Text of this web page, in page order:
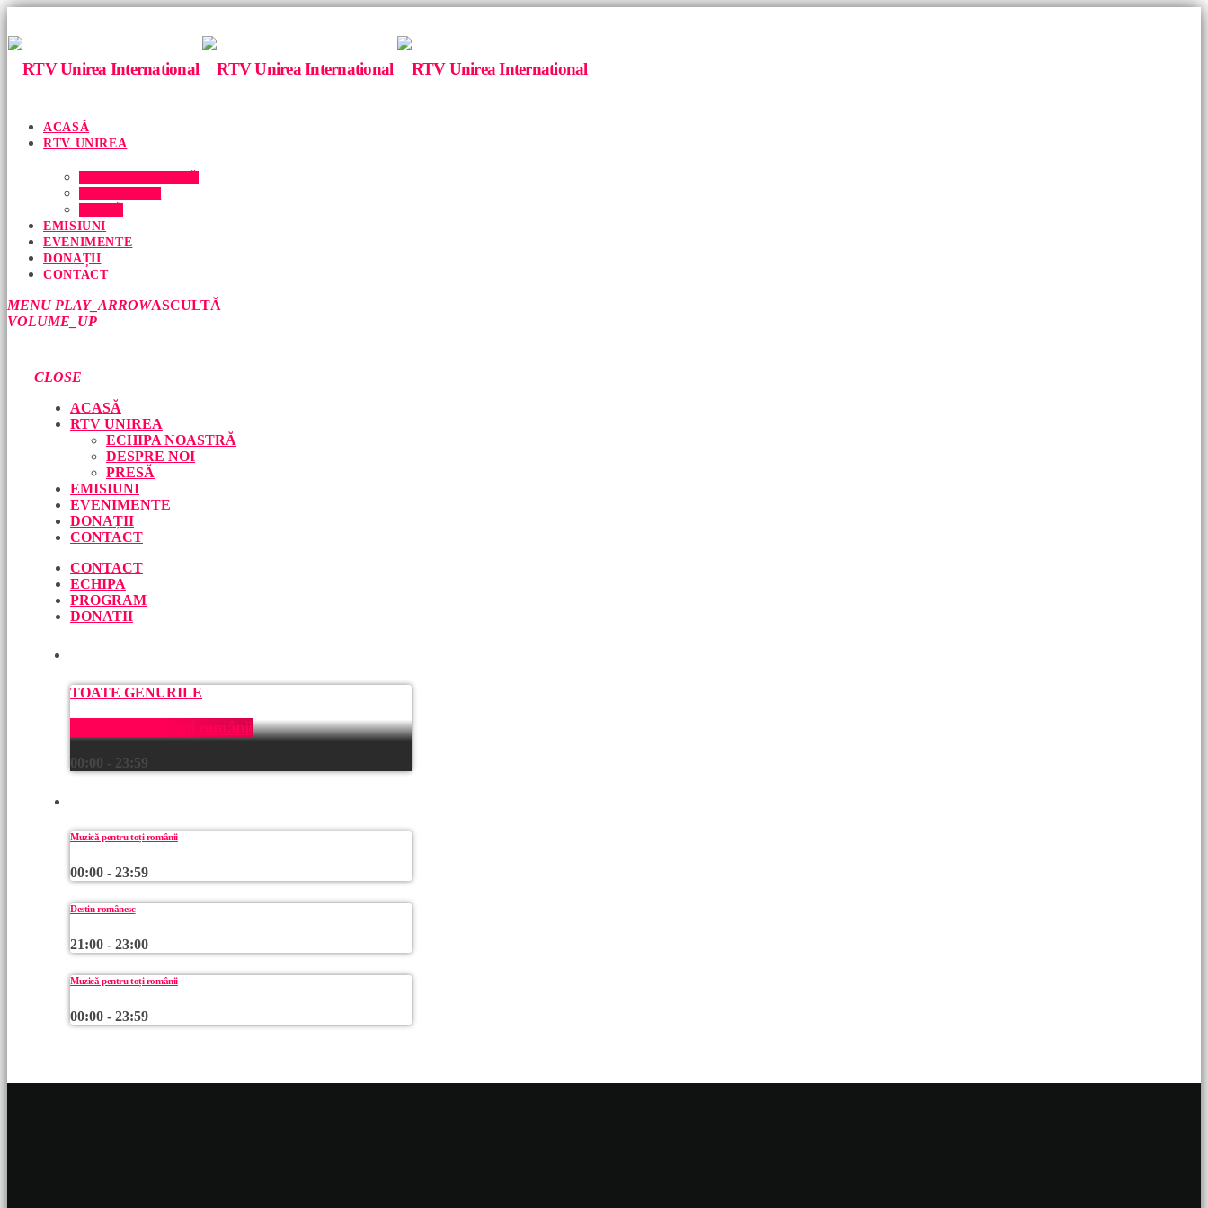
ACASĂ
RTV UNIREA
EMISIUNI
EVENIMENTE
DONAȚII
CONTACT
MENU PLAY_ARROWASCULTĂ
VOLUME_UP
CLOSE
ACASĂ
RTV UNIREA
ECHIPA NOASTRĂ
DESPRE NOI
PRESĂ
EMISIUNI
EVENIMENTE
DONAȚII
CONTACT
CONTACT
ECHIPA
PROGRAM
DONATII
TOATE GENURILE
Muzică pentru toți românii
00:00 - 23:59
Muzică pentru toți românii
00:00 - 23:59
Destin românesc
21:00 - 23:00
Muzică pentru toți românii
00:00 - 23:59